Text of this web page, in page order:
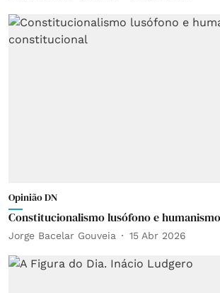
Opinião DN
Constitucionalismo lusófono e
Jorge Bacelar Gouveia 15 Abr 2026